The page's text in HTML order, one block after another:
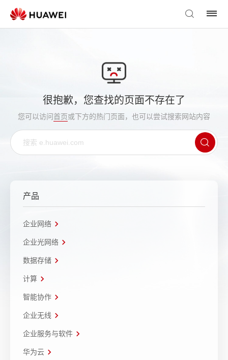
很抱歉，您查找的页面不存在了
您可以访问首页或下方的热门页面，也可以尝试搜索网站内容
产品
企业网络
企业光网络
数据存储
计算
智能协作
企业无线
企业服务与软件
华为云